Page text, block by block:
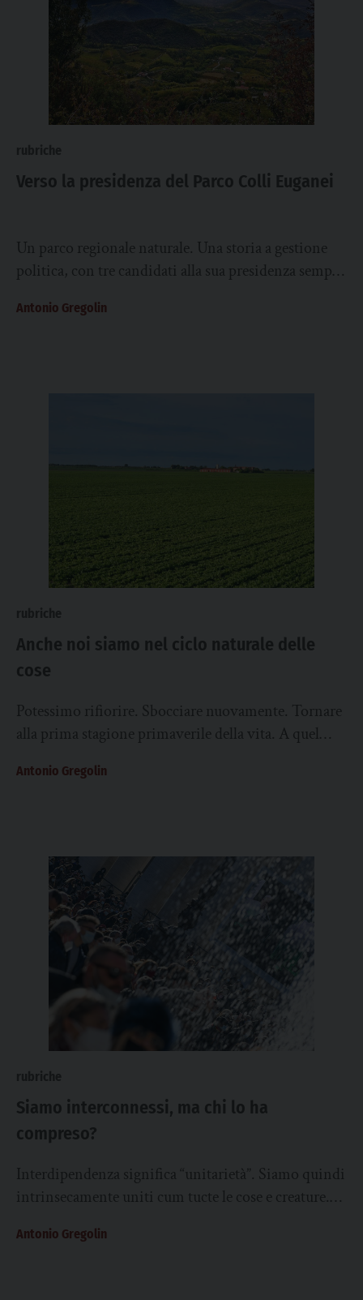
Verso la presidenza del Parco Colli Euganei
Un parco regionale naturale. Una storia a gestione
politica, con tre candidati alla sua presidenza sempre
Antonio Gregolin
Anche noi siamo nel ciclo naturale delle
cose
Potessimo rifiorire. Sbocciare nuovamente. Tornare
alla prima stagione primaverile della vita. A quel
mentale. Condizione...
Antonio Gregolin
Siamo interconnessi, ma chi lo ha
compreso?
Interdipendenza significa “unitarietà”. Siamo quindi
intrinsecamente uniti cum tucte le cose e creature.
di...
Antonio Gregolin